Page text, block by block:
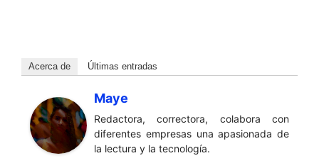
Acerca de Últimas entradas
Maye
Redactora, correctora, colabora con
diferentes empresas una apasionada de
la lectura y la tecnología.